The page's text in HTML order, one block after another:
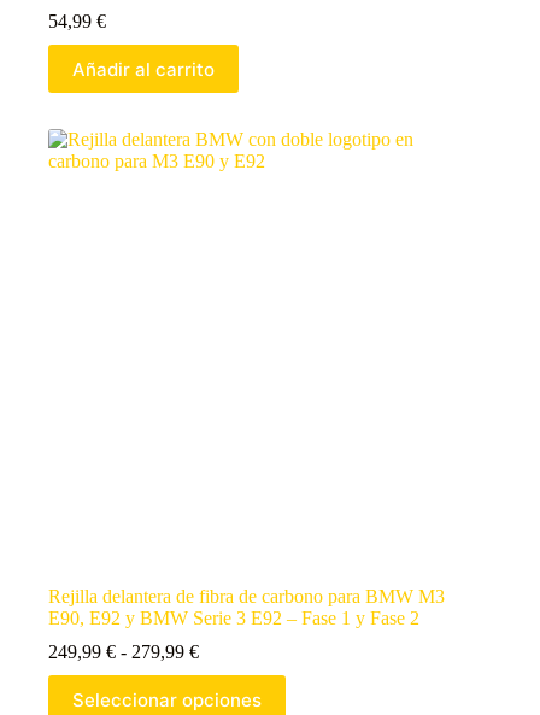
54,99 €
Añadir al carrito
Rejilla delantera de fibra de carbono para BMW M3
E90, E92 y BMW Serie 3 E92 – Fase 1 y Fase 2
249,99 € - 279,99 €
Seleccionar opciones